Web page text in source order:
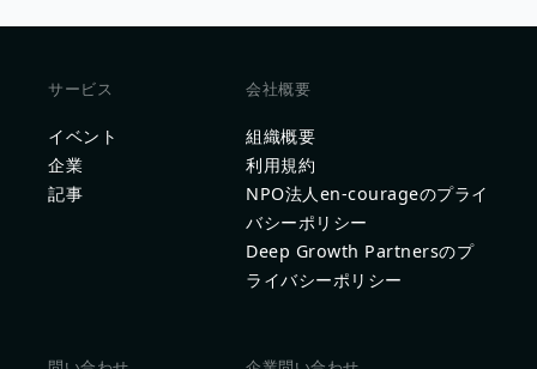
サービス
イベント
企業
記事
会社概要
組織概要
利用規約
NPO法人en-courageのプライ
バシーポリシー
Deep Growth Partnersのプ
ライバシーポリシー